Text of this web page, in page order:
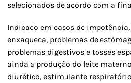
selecionados de acordo com a
Indicado em casos de
enxaqueca, problemas de
problemas digestivos e tosses
ainda a produção do leite
diurético, estimulante respiratório